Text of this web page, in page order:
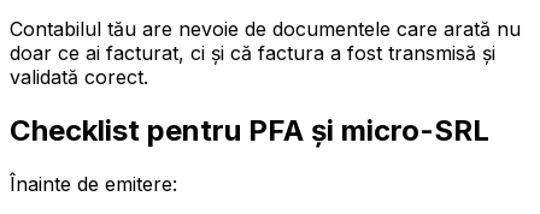
Contabilul tău are nevoie de documentele care arată nu
doar ce ai facturat, ci și că factura a fost transmisă și
validată corect.
Checklist pentru PFA și micro-SRL
Înainte de emitere: